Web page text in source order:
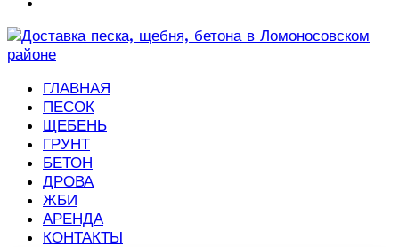
ГЛАВНАЯ
ПЕСОК
ЩЕБЕНЬ
ГРУНТ
БЕТОН
ДРОВА
ЖБИ
АРЕНДА
КОНТАКТЫ